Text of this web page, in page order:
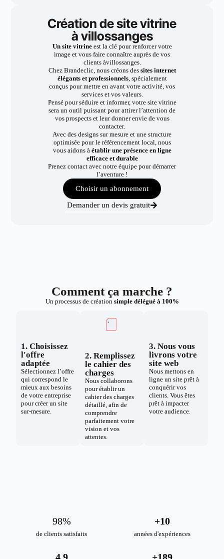
Création de site vitrine
à villossanges
Un site vitrineest la clé pour renforcer votre
image et vous faire connaître auprès de vos
clients àvillossanges.
Chez Brandeclic, nous créons dessites internet
élégants et professionnels, spécialement
conçus pour mettre en avant votre activité, vos
services et vos valeurs.
Pensé pour séduire et informer, votre site vitrine
sera un outil puissant pour attirer l’attention de
vos prospects et leur donner envie de vous
contacter.
Avec des designs sur mesure et une structure
optimisée pour le référencement local, nous
vous aidons à établir une présence en ligne
efficace et durable
Prenez contact avec notre équipe pour démarrer
l’aventure !
Choisir un abonnement
Demander un devis gratuit
Comment ça marche ?
Un processus de création simple délégué à 100%
1. Choisissez
l'offre
adaptée
Sélectionnez l’offre
qui correspond le
mieux aux besoins
de votre entreprise
pour créer un site
sur-mesure.
2. Remplissez
le cahier des
charges
Nous collaborons
pour établir un
cahier des charges
détaillé, afin de
comprendre
parfaitement votre
vision et vos
attentes.
3. Nous vous
livrons votre
site web
Nous mettons en
ligne un site prêt à
conquérir vos
clients. Vous êtes
prêt à impacter
votre audience.
de clients satisfaits
98%
années d'expériences
+10